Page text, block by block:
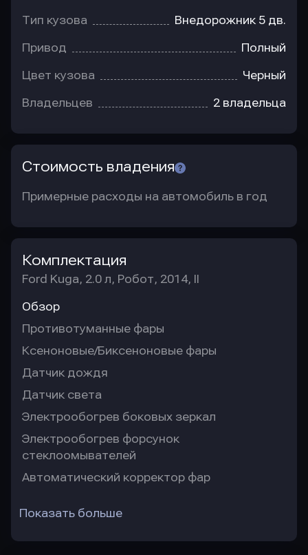
Тип кузова Внедорожник 5 дв.
Привод Полный
Цвет кузова Черный
Владельцев 2 владельца
Стоимость владения
Примерные расходы на автомобиль в год
Комплектация
Ford Kuga, 2.0 л, Робот, 2014, II
Обзор
Противотуманные фары
Ксеноновые/Биксеноновые фары
Датчик дождя
Датчик света
Электрообогрев боковых зеркал
Электрообогрев форсунок
стеклоомывателей
Автоматический корректор фар
Показать больше